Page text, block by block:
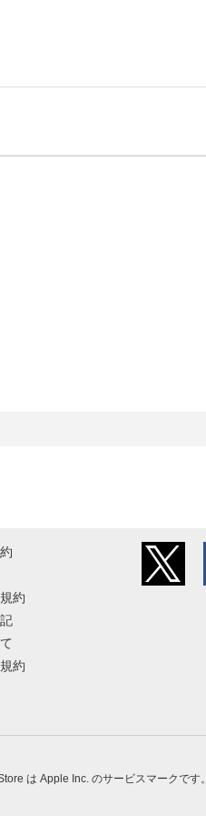
約
約
は Apple Inc. のサービスマークです。